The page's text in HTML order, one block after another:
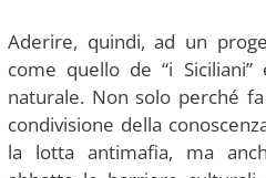
Aderire, quindi, ad un
come quello de “i
naturale. Non solo perché
condivisione della
la lotta antimafia, ma